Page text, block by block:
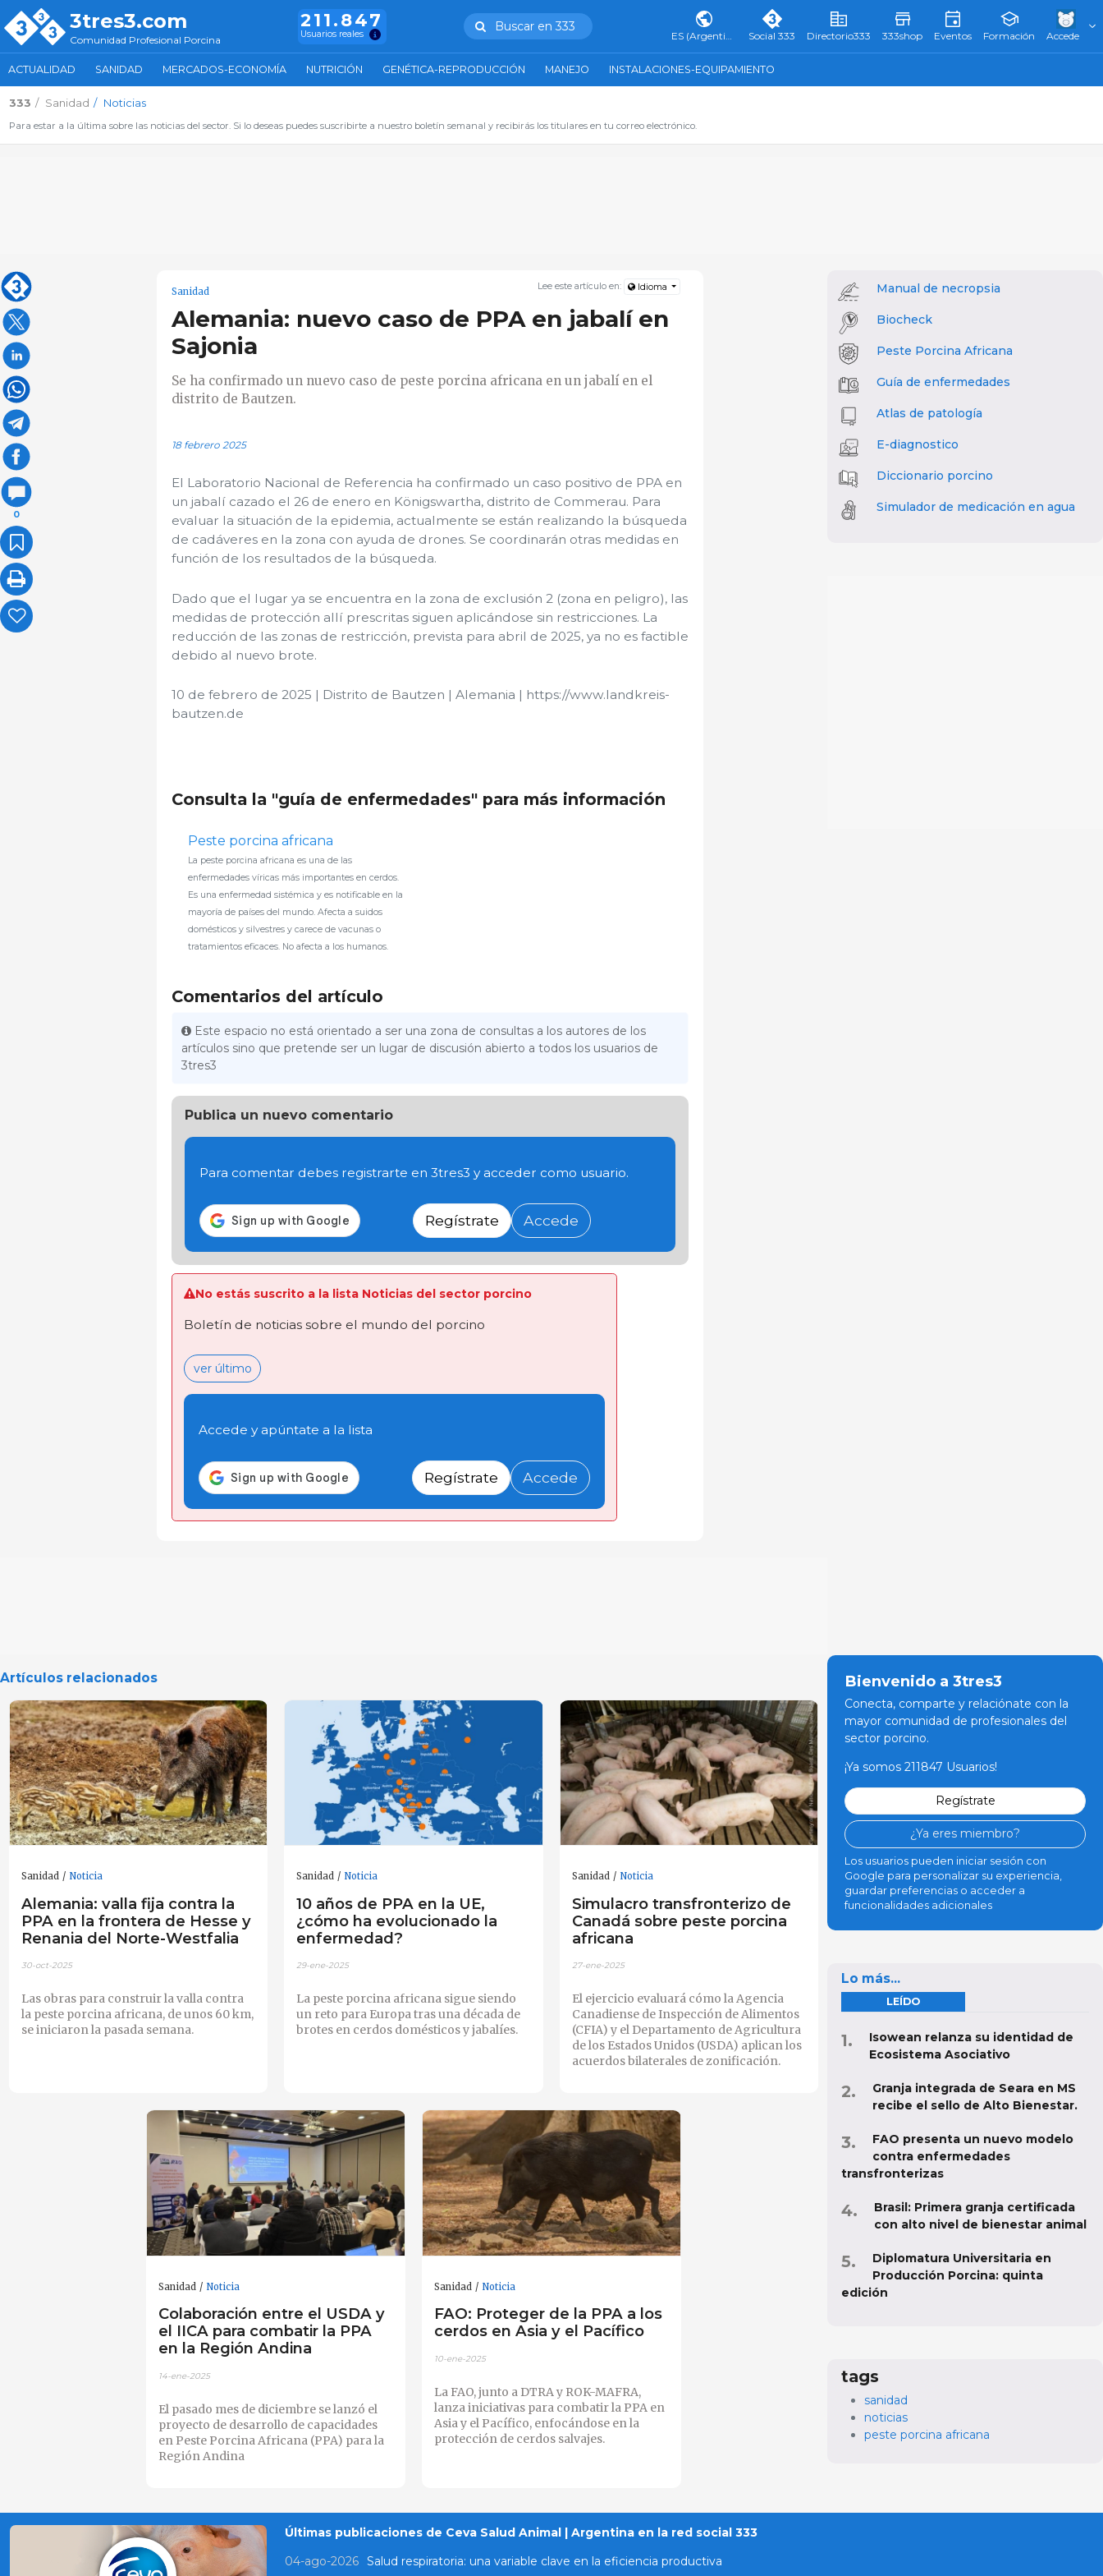
3tres3.com
Comunidad Profesional Porcina
211.847
Usuarios reales
Buscar en 333
ES (Argentina) Social 333 Directorio333 333shop Eventos Formación Accede
ACTUALIDAD SANIDAD MERCADOS-ECONOMÍA NUTRICIÓN GENÉTICA-REPRODUCCIÓN MANEJO INSTALACIONES-EQUIPAMIENTO
333 Sanidad Noticias
Para estar a la última sobre las noticias del sector. Si lo deseas puedes suscribirte a nuestro boletín semanal y recibirás los titulares en tu correo electrónico.
0
Lee este artículo en: Idioma
Sanidad
Alemania: nuevo caso de PPA en jabalí en
Sajonia
Se ha confirmado un nuevo caso de peste porcina africana en un jabalí en el
distrito de Bautzen.
18 febrero 2025
El Laboratorio Nacional de Referencia ha confirmado un caso positivo de PPA en
un jabalí cazado el 26 de enero en Königswartha, distrito de Commerau. Para
evaluar la situación de la epidemia, actualmente se están realizando la búsqueda
de cadáveres en la zona con ayuda de drones. Se coordinarán otras medidas en
función de los resultados de la búsqueda.
Dado que el lugar ya se encuentra en la zona de exclusión 2 (zona en peligro), las
medidas de protección allí prescritas siguen aplicándose sin restricciones. La
reducción de las zonas de restricción, prevista para abril de 2025, ya no es factible
debido al nuevo brote.
10 de febrero de 2025 | Distrito de Bautzen | Alemania | https://www.landkreis-
bautzen.de
Consulta la "guía de enfermedades" para más información
Peste porcina africana
La peste porcina africana es una de las
enfermedades víricas más importantes en cerdos.
Es una enfermedad sistémica y es notificable en la
mayoría de países del mundo. Afecta a suidos
domésticos y silvestres y carece de vacunas o
tratamientos eficaces. No afecta a los humanos.
Comentarios del artículo
Este espacio no está orientado a ser una zona de consultas a los autores de los
artículos sino que pretende ser un lugar de discusión abierto a todos los usuarios de
3tres3
Publica un nuevo comentario
Para comentar debes registrarte en 3tres3 y acceder como usuario.
Regístrate Accede
No estás suscrito a la lista Noticias del sector porcino
Boletín de noticias sobre el mundo del porcino
ver último
Accede y apúntate a la lista
Regístrate Accede
Artículos relacionados
Sanidad Noticia
Alemania: valla fija contra la
PPA en la frontera de Hesse y
Renania del Norte-Westfalia
30-oct-2025
Las obras para construir la valla contra
la peste porcina africana, de unos 60 km,
se iniciaron la pasada semana.
Sanidad Noticia
10 años de PPA en la UE,
¿cómo ha evolucionado la
enfermedad?
29-ene-2025
La peste porcina africana sigue siendo
un reto para Europa tras una década de
brotes en cerdos domésticos y jabalíes.
Sanidad Noticia
Simulacro transfronterizo de
Canadá sobre peste porcina
africana
27-ene-2025
El ejercicio evaluará cómo la Agencia
Canadiense de Inspección de Alimentos
(CFIA) y el Departamento de Agricultura
de los Estados Unidos (USDA) aplican los
acuerdos bilaterales de zonificación.
Sanidad Noticia
Colaboración entre el USDA y
el IICA para combatir la PPA
en la Región Andina
14-ene-2025
El pasado mes de diciembre se lanzó el
proyecto de desarrollo de capacidades
en Peste Porcina Africana (PPA) para la
Región Andina
Sanidad Noticia
FAO: Proteger de la PPA a los
cerdos en Asia y el Pacífico
10-ene-2025
La FAO, junto a DTRA y ROK-MAFRA,
lanza iniciativas para combatir la PPA en
Asia y el Pacífico, enfocándose en la
protección de cerdos salvajes.
Manual de necropsia
Biocheck
Peste Porcina Africana
Guía de enfermedades
Atlas de patología
E-diagnostico
Diccionario porcino
Simulador de medicación en agua
Bienvenido a 3tres3
Conecta, comparte y relaciónate con la
mayor comunidad de profesionales del
sector porcino.
¡Ya somos 211847 Usuarios!
Regístrate
¿Ya eres miembro?
Los usuarios pueden iniciar sesión con
Google para personalizar su experiencia,
guardar preferencias o acceder a
funcionalidades adicionales
Lo más...
LEÍDO
Isowean relanza su identidad de
Ecosistema Asociativo
Granja integrada de Seara en MS
recibe el sello de Alto Bienestar.
FAO presenta un nuevo modelo
contra enfermedades
transfronterizas
Brasil: Primera granja certificada
con alto nivel de bienestar animal
Diplomatura Universitaria en
Producción Porcina: quinta
edición
tags
sanidad
noticias
peste porcina africana
Últimas publicaciones de Ceva Salud Animal | Argentina en la red social 333
04-ago-2026 Salud respiratoria: una variable clave en la eficiencia productiva